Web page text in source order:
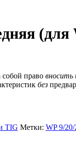
(для
собой право вносить
без
TIG Метки: WP 9/20/